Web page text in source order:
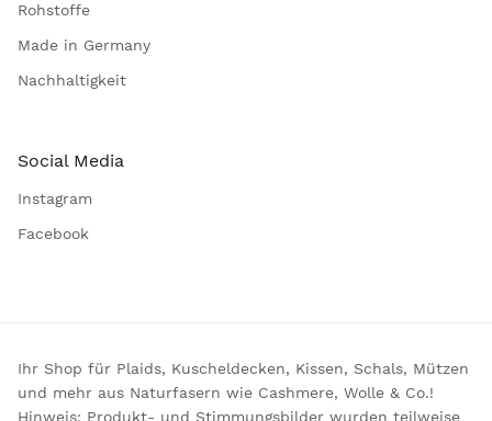
Rohstoffe
Made in Germany
Nachhaltigkeit
Social Media
Instagram
Facebook
Ihr Shop für Plaids, Kuscheldecken, Kissen, Schals, Mützen
und mehr aus Naturfasern wie Cashmere, Wolle & Co.!
Hinweis: Produkt- und Stimmungsbilder wurden teilweise